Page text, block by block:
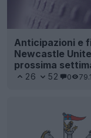
Anticipazioni e
Newcastle
prossima
26 52 0